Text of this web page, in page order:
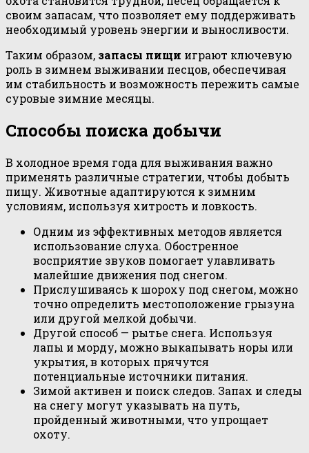
своим запасам, что позволяет ему поддерживать
необходимый уровень энергии и выносливости.
Таким образом, запасы пищи играют ключевую
роль в зимнем выживании песцов, обеспечивая
им стабильность и возможность пережить самые
суровые зимние месяцы.
Способы поиска добычи
В холодное время года для выживания важно
применять различные стратегии, чтобы добыть
пищу. Животные адаптируются к зимним
условиям, используя хитрость и ловкость.
Одним из эффективных методов является
использование слуха. Обостренное
восприятие звуков помогает улавливать
малейшие движения под снегом.
Прислушиваясь к шороху под снегом, можно
точно определить местоположение грызуна
или другой мелкой добычи.
Другой способ — рытье снега. Используя
лапы и морду, можно выкапывать норы или
укрытия, в которых прячутся
потенциальные источники питания.
Зимой активен и поиск следов. Запах и следы
на снегу могут указывать на путь,
пройденный животными, что упрощает
охоту.